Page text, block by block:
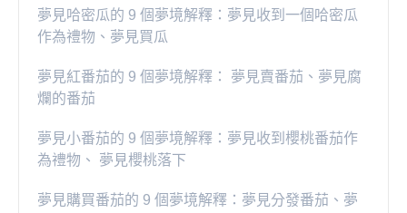
夢見哈密瓜的 9 個夢境解釋：夢見收到一個哈密瓜
作為禮物、夢見買瓜
夢見紅番茄的 9 個夢境解釋： 夢見賣番茄、夢見腐
爛的番茄
​夢見小番茄的 9 個夢境解釋：夢見收到櫻桃番茄作
為禮物、 夢見櫻桃落下
夢見購買番茄的 9 個夢境解釋：夢見分發番茄、夢